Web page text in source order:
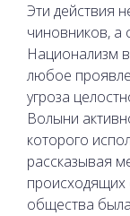
Эти действия
чиновников, а
Национализм
любое
угроза
Волыни
которого
рассказывая
происходящих
общества